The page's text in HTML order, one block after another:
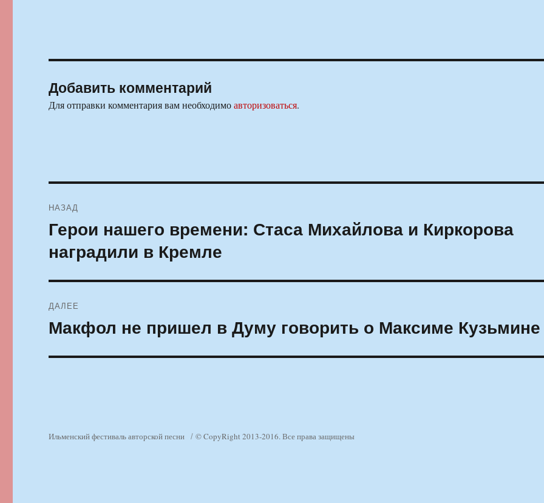
Добавить комментарий
Для отправки комментария вам необходимоавторизоваться.
по
записям
НАЗАД
Предыдущая
запись:
Герои нашего времени: Стаса Михайлова и Киркорова
наградили в Кремле
ДАЛЕЕ
Следующая
Макфол не пришел в Думу говорить о Максиме Кузьмине
Ильменский фестиваль авторской песни © CopyRight 2013-2016. Все права защищены